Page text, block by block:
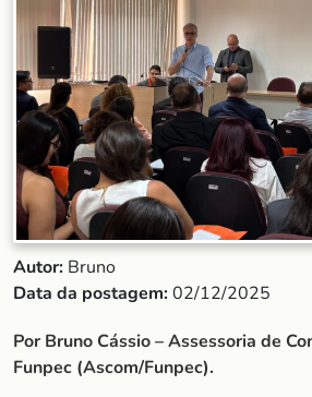
Autor: Bruno
Data da postagem:02/12/2025
Por Bruno Cássio – Assessoria de
Funpec (Ascom/Funpec).